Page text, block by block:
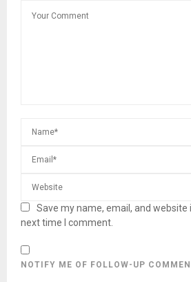
Save my name, email, and
next time I comment.
NOTIFY ME OF FOLLOW-UP